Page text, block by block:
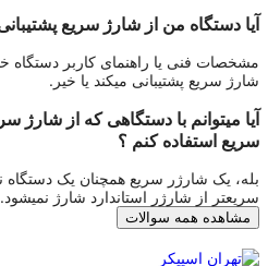
آیا دستگاه من از شارژ سریع
مشخصات فنی یا راهنمای کاربر دستگاه خود
شارژ سریع پشتیبانی میکند یا خیر.
آیا میتوانم با دستگاهی که از شارژ
سریع استفاده کنم ؟
بله، یک شارژر سریع همچنان یک دستگاه
سریعتر از شارژر استاندارد شارژ نمیشود.
مشاهده همه سوالات